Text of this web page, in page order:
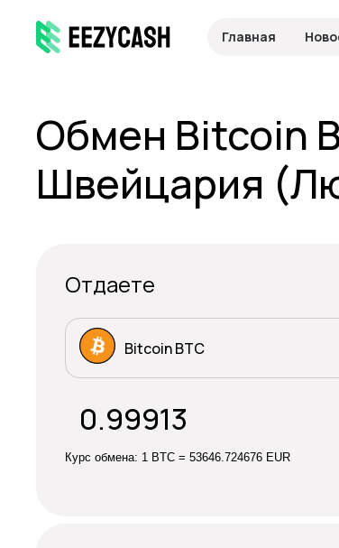
Главная
Обмен Bitcoin
Швейцария
Отдаете
Bitcoin BTC
Курс обмена: 1 BTC = 53646.724676 EUR